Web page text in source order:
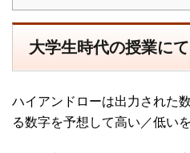
大学生時代の授業にて
ハイアンドローは出力された
る数字を予想して高い／低い